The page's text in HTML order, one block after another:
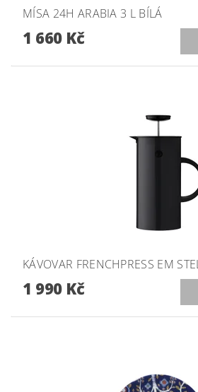
MÍSA 24H ARABIA 3 L BÍLÁ
1 660 Kč
KÁVOVAR FRENCHPRESS EM
1 990 Kč